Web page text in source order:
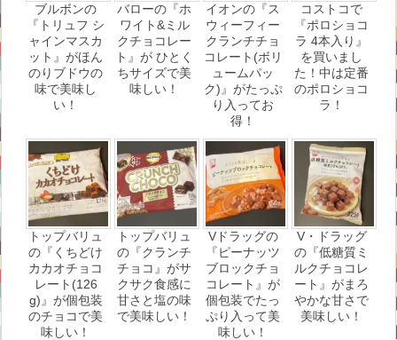
ブルボンの
『トリュフ シ
ャインマスカ
ット』がほん
のりブドウの
味で美味し
い！
バローの『ホ
ワイト&ミル
クチョコレー
ト』が ひとく
ちサイズで美
味しい！
イオンの『ス
ウィーフィー
クランチチョ
コレート(ボリ
ュームパッ
ク)』がたっぷ
り入ってお
得！
コストコで
『ポロショコ
ラ 4本入り』
を買いまし
た！中は定番
のポロショコ
ラ！
トップバリュ
の『くちどけ
カカオチョコ
レート(126
g)』が個包装
のチョコで美
味しい！
トップバリュ
の『クランチ
チョコ』がサ
クサク食感に
甘さと塩の味
で美味しい！
Vドラッグの
『ピーナッツ
ブロックチョ
コレート』が
個包装でたっ
ぷり入って美
味しい！
V・ドラッグ
の『低糖質ミ
ルクチョコレ
ート』がまろ
やかな甘さで
美味しい！